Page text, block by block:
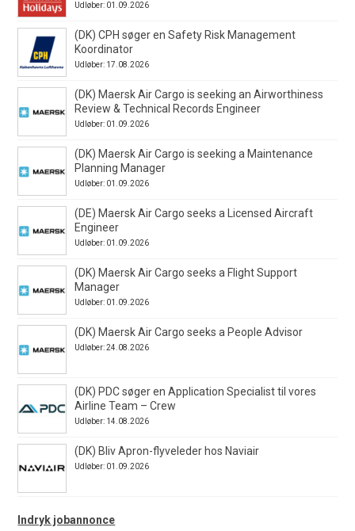
Udløber: 01.09.2026
(DK) CPH søger en Safety Risk Management
Koordinator
Udløber: 17.08.2026
(DK) Maersk Air Cargo is seeking an Airworthiness
Review & Technical Records Engineer
Udløber: 01.09.2026
(DK) Maersk Air Cargo is seeking a Maintenance
Planning Manager
Udløber: 01.09.2026
(DE) Maersk Air Cargo seeks a Licensed Aircraft
Engineer
Udløber: 01.09.2026
(DK) Maersk Air Cargo seeks a Flight Support
Manager
Udløber: 01.09.2026
(DK) Maersk Air Cargo seeks a People Advisor
Udløber: 24.08.2026
(DK) PDC søger en Application Specialist til vores
Airline Team – Crew
Udløber: 14.08.2026
(DK) Bliv Apron-flyveleder hos Naviair
Udløber: 01.09.2026
Indryk jobannonce